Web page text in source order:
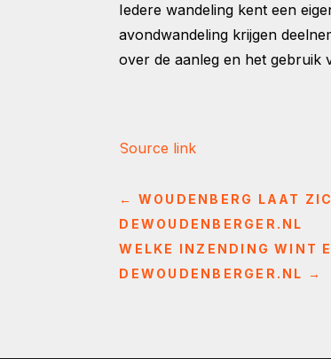
Iedere wandeling kent een
avondwandeling krijgen
over de aanleg en het gebruik
Source link
← WOUDENBERG LAAT
DEWOUDENBERGER.NL
WELKE INZENDING WINT
DEWOUDENBERGER.NL →